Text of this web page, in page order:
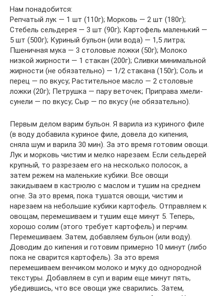
Нам понадобится:
Репчатый лук — 1 шт (110г); Морковь — 2 шт (180г);
Стебель сельдерея — 3 шт (90г); Картофель маленький —
5 шт (500г); Куриный бульон (или вода) — 1,5 литра;
Пшеничная мука — 3 столовые ложки (50г); Молоко
низкой жирности — 1 стакан (200г); Сливки минимальной
жирности (не обязательно) — 1/2 стакана (150г); Соль и
перец — по вкусу; Растительное масло — 2 столовые
ложки (20г); Петрушка — пару веточек; Приправа хмели-
сунели — по вкусу; Сыр — по вкусу (не обязательно).
Первым делом варим бульон. Я варила из куриного филе
(в воду добавила куриное филе, довела до кипения,
сняла шум и варила 30 мин). За это время готовим овощи.
Лук и морковь чистим и мелко нарезаем. Если сельдерей
крупный, то разрезаем его на несколько полосок, а
затем режем на маленькие кубики. Все овощи
закидываем в кастрюлю с маслом и тушим на среднем
огне. За это время, пока тушатся овощи, чистим и
нарезаем на небольшие кубики картофель. Отправляем к
овощам, перемешиваем и тушим еще минут 5. Теперь,
хорошо солим (этого требует картофель) и перчим.
Перемешиваем. Затем, добавляем бульон (или воду).
Доводим до кипения и готовим примерно 10 минут (либо
пока не сварится картофель). За это время
перемешиваем венчиком молоко и муку до однородной
текстуры. Добавляем в суп и варим еще минут пять,
убедившись, что все овощи уже сварились. Затем,